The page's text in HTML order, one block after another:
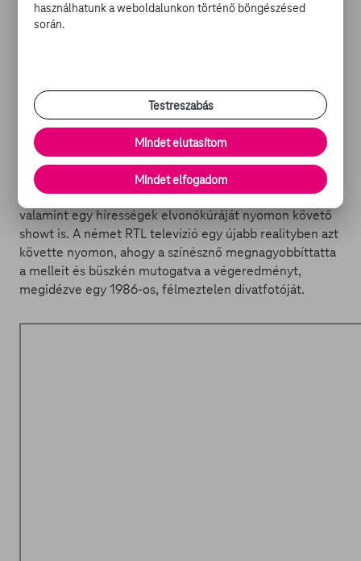
tévésorozatokban, inkább az éneklésre koncentrált, és
különböző tévéshowkban produkálta magát.
A 2000-es években meglovagolta a valóságshow
hullámot, és megjárta aCeleb vagyok, ments ki innen!
Szombat esti láz, és a britBig Brotherműsorait,
valamint egy hírességek elvonókúráját nyomon követő
showt is. A német RTL televízió egy újabb realityben azt
követte nyomon, ahogy a színésznő megnagyobbíttatta
a melleit és büszkén mutogatva a végeredményt,
megidézve egy 1986-os, félmeztelen divatfotóját.
használhatunk a weboldalunkon történő böngészésed
során.
Testreszabás
Mindet elutasítom
Mindet elfogadom